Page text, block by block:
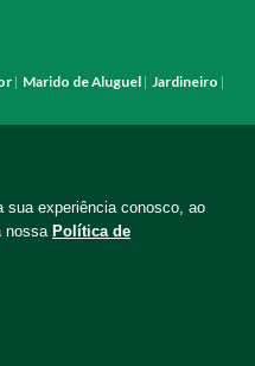
| Marido de Aluguel | Jardineiro |
Manutenção Residencial
sua experiência conosco, ao
nossa Política de